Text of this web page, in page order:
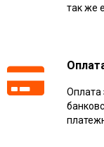
так же
Оплата